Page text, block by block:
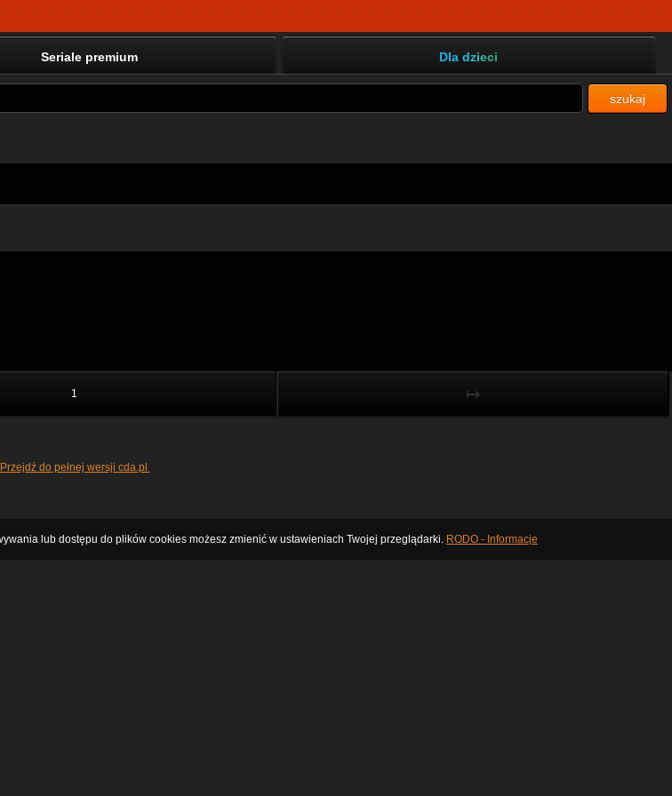
Seriale premium Dla dzieci
szukaj
1 ↦
Przejdź do pełnej wersji cda.pl
lub dostępu do plików cookies możesz zmienić w ustawieniach Twojej przeglądarki. RODO - Informacje